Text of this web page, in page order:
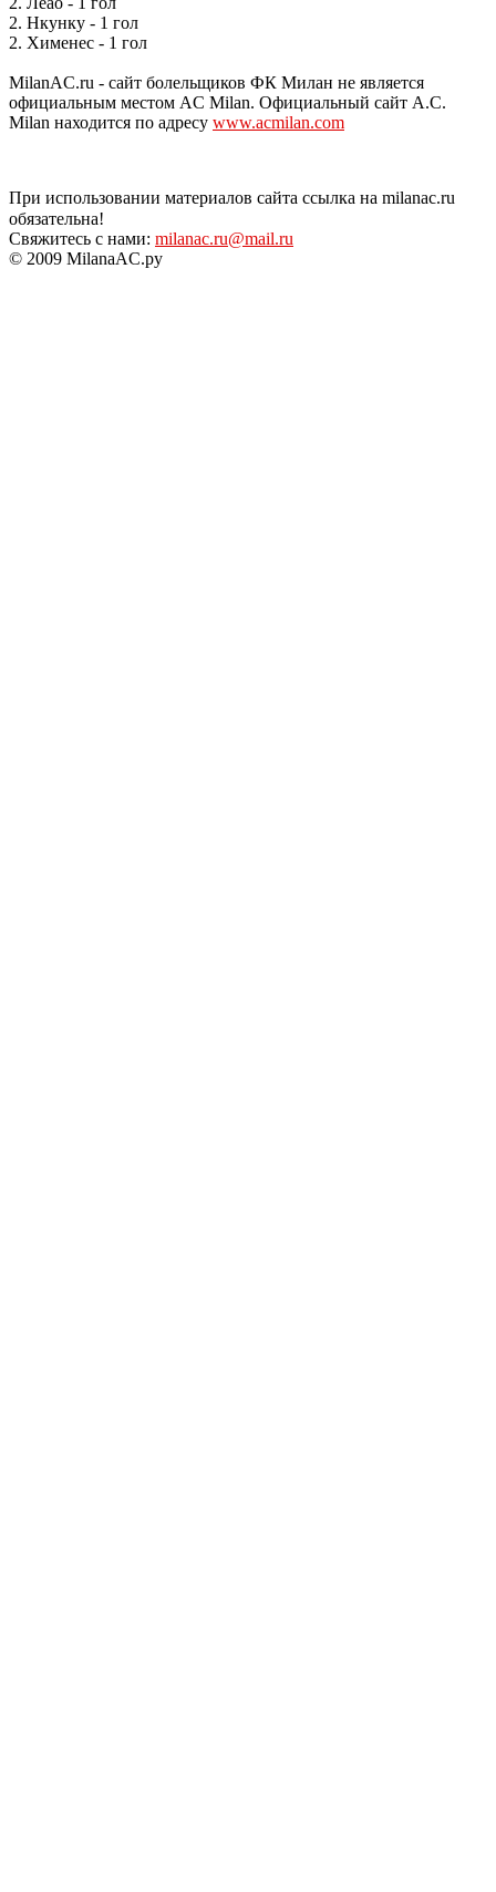
2. Нкунку - 1 гол
2. Хименес - 1 гол
MilanAC.ru - сайт болельщиков ФК Милан не является
официальным местом AC Milan. Официальный сайт A.C.
Milan находится по адресу www.acmilan.com
При использовании материалов сайта ссылка на milanac.ru
обязательна!
Свяжитесь с нами: milanac.ru@mail.ru
© 2009 MilanaAC.ру